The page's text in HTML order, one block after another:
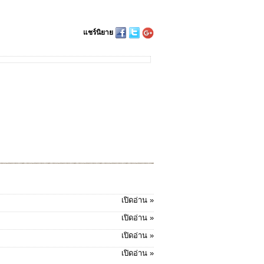
แชร์นิยาย
เปิดอ่าน »
เปิดอ่าน »
เปิดอ่าน »
เปิดอ่าน »